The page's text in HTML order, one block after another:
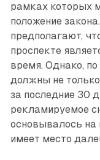
рамках которых
положение
предполагают,
проспекте
время. Однако,
должны не
за последние 30
рекламируемое
основывалось на
имеет место